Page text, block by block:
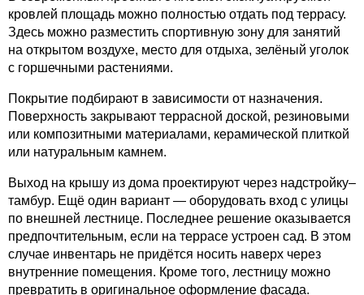
кровлей площадь можно полностью отдать под террасу.
Здесь можно разместить спортивную зону для занятий
на открытом воздухе, место для отдыха, зелёный уголок
с горшечными растениями.
Покрытие подбирают в зависимости от назначения.
Поверхность закрывают террасной доской, резиновыми
или композитными материалами, керамической плиткой
или натуральным камнем.
Выход на крышу из дома проектируют через надстройку–
тамбур. Ещё один вариант — оборудовать вход с улицы
по внешней лестнице. Последнее решение оказывается
предпочтительным, если на террасе устроен сад. В этом
случае инвентарь не придётся носить наверх через
внутренние помещения. Кроме того, лестницу можно
превратить в оригинальное оформление фасада.